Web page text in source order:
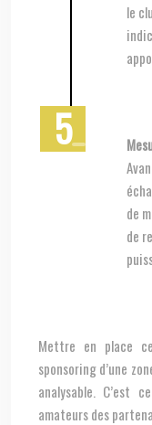
le
de
de
Mettre en place
sponsoring d’une
analysable. C’est
amateurs des